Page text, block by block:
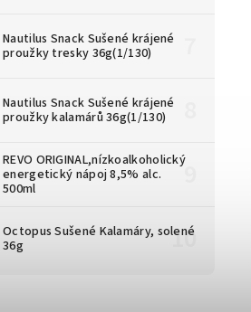
Nautilus Snack Sušené krájené
proužky tresky 36g(1/130)
Nautilus Snack Sušené krájené
proužky kalamárů 36g(1/130)
REVO ORIGINAL,nízkoalkoholický
energetický nápoj 8,5% alc.
500ml
Octopus Sušené Kalamáry, solené
36g